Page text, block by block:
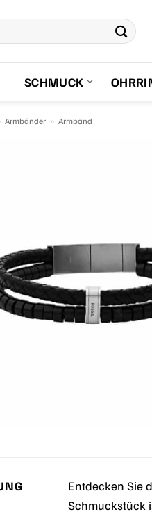
SCHMUCK
Armbänder » Armband
Entdecken Sie
Schmuckstück